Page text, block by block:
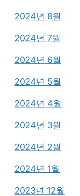
2024년 8월
2024년 7월
2024년 6월
2024년 5월
2024년 4월
2024년 3월
2024년 2월
2024년 1월
2023년 12월